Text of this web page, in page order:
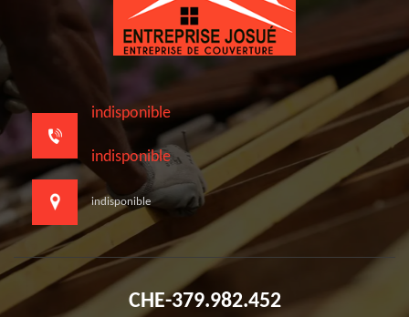
indisponible
indisponible
indisponible
CHE-379.982.452